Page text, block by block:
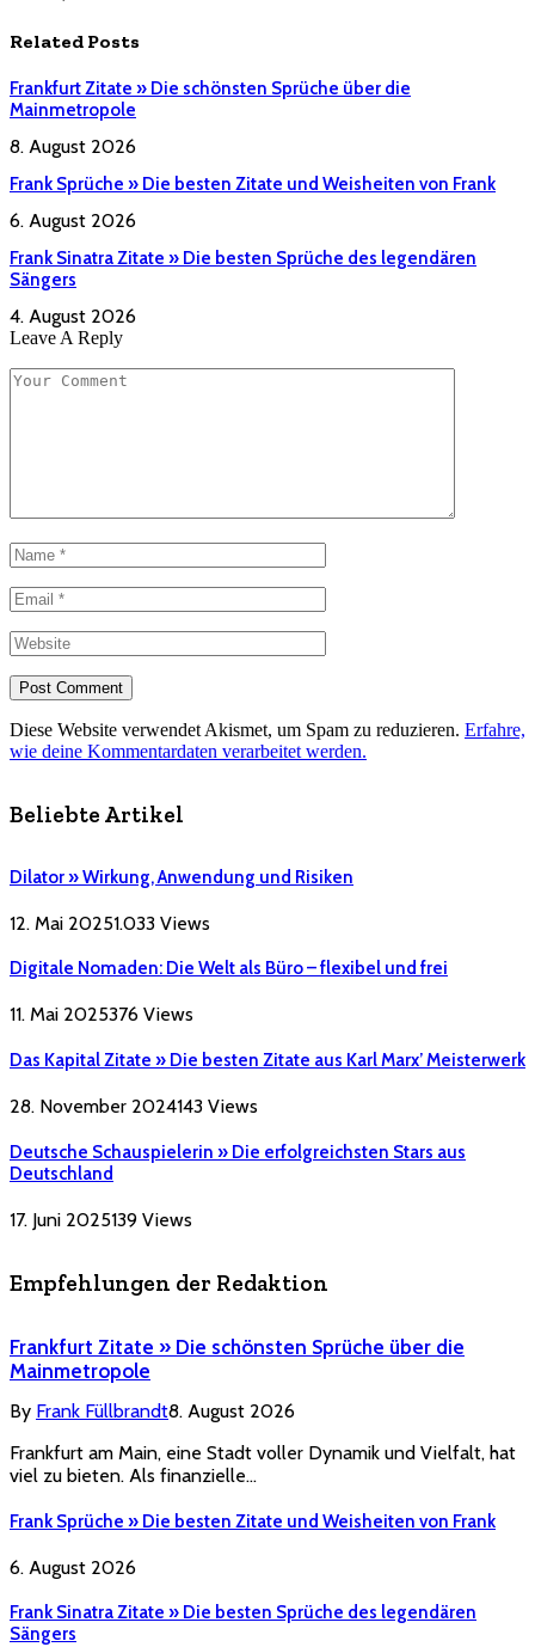
Related Posts
Frankfurt Zitate » Die schönsten Sprüche über die
Mainmetropole
8. August 2026
Frank Sprüche » Die besten Zitate und Weisheiten von Frank
6. August 2026
Frank Sinatra Zitate » Die besten Sprüche des legendären
Sängers
4. August 2026
Leave A Reply
Diese Website verwendet Akismet, um Spam zu reduzieren. Erfahre,
wie deine Kommentardaten verarbeitet werden.
Beliebte Artikel
Dilator » Wirkung, Anwendung und Risiken
12. Mai 20251.033 Views
Digitale Nomaden: Die Welt als Büro – flexibel und frei
11. Mai 2025376 Views
Das Kapital Zitate » Die besten Zitate aus Karl Marx’ Meisterwerk
28. November 2024143 Views
Deutsche Schauspielerin » Die erfolgreichsten Stars aus
Deutschland
17. Juni 2025139 Views
Empfehlungen der Redaktion
Frankfurt Zitate » Die schönsten Sprüche über die
Mainmetropole
By Frank Füllbrandt8. August 2026
Frankfurt am Main, eine Stadt voller Dynamik und Vielfalt, hat
viel zu bieten. Als finanzielle…
Frank Sprüche » Die besten Zitate und Weisheiten von Frank
6. August 2026
Frank Sinatra Zitate » Die besten Sprüche des legendären
Sängers